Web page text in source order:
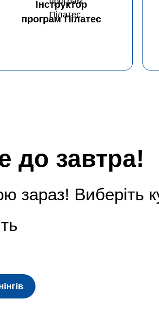
Інструктор
програм Пілатес
до завтра!
зараз! Виберіть